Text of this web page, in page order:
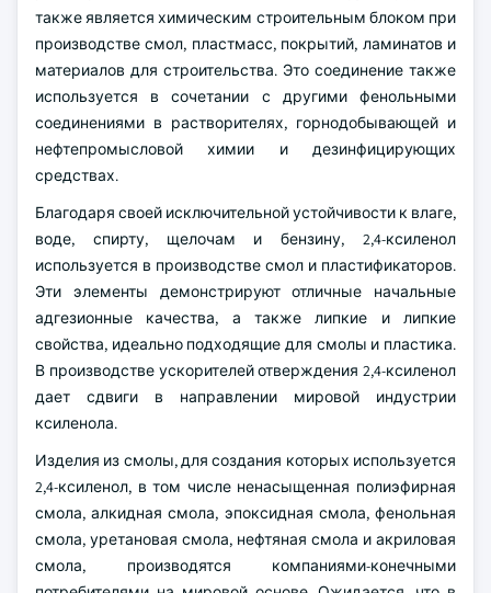
также является химическим строительным блоком при
производстве смол, пластмасс, покрытий, ламинатов и
материалов для строительства. Это соединение также
используется в сочетании с другими фенольными
соединениями в растворителях, горнодобывающей и
нефтепромысловой химии и дезинфицирующих
средствах.
Благодаря своей исключительной устойчивости к влаге,
воде, спирту, щелочам и бензину, 2,4-ксиленол
используется в производстве смол и пластификаторов.
Эти элементы демонстрируют отличные начальные
адгезионные качества, а также липкие и липкие
свойства, идеально подходящие для смолы и пластика.
В производстве ускорителей отверждения 2,4-ксиленол
дает сдвиги в направлении мировой индустрии
ксиленола.
Изделия из смолы, для создания которых используется
2,4-ксиленол, в том числе ненасыщенная полиэфирная
смола, алкидная смола, эпоксидная смола, фенольная
смола, уретановая смола, нефтяная смола и акриловая
смола, производятся компаниями-конечными